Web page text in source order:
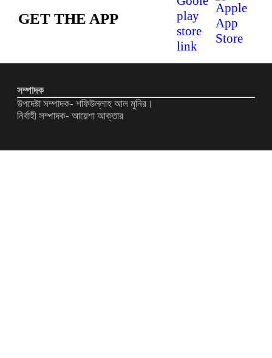
GET THE APP
সম্পাদক
উপদেষ্টা সম্পাদক- শফিউল্লাহ আল মুনির।
নির্বাহী সম্পাদক- আয়েশা আক্তার